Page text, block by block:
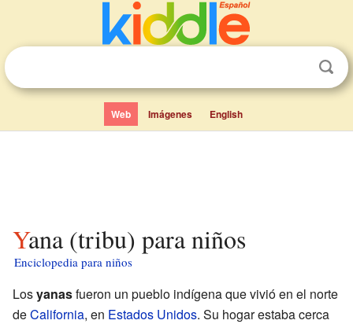
Web Imágenes English
Yana (tribu) para niños
Enciclopedia para niños
Losyanasfueron un pueblo indígena que vivió en el norte
deCalifornia, en Estados Unidos. Su hogar estaba cerca